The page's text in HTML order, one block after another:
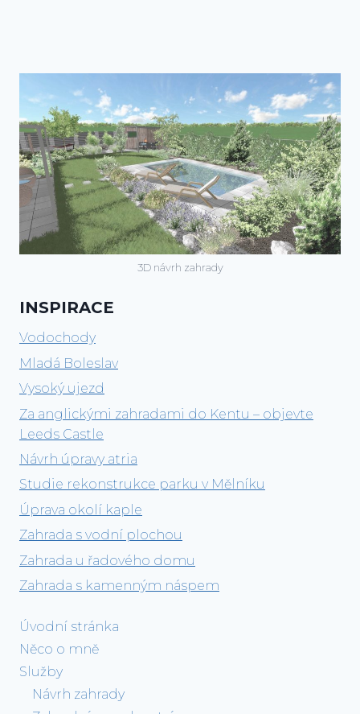
3D návrh zahrady
INSPIRACE
Vodochody
Mladá Boleslav
Vysoký ujezd
Za anglickými zahradami do Kentu – objevte
Leeds Castle
Návrh úpravy atria
Studie rekonstrukce parku v Mělníku
Úprava okolí kaple
Zahrada s vodní plochou
Zahrada u řadového domu
Zahrada s kamenným náspem
Úvodní stránka
Něco o mně
Služby
Návrh zahrady